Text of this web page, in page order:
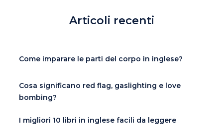
Articoli recenti
Come imparare le parti del corpo in inglese?
Cosa significano red flag, gaslighting e love
bombing?
I migliori 10 libri in inglese facili da leggere